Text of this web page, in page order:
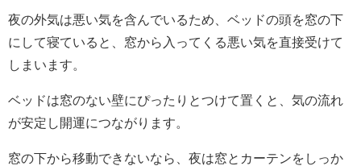
夜の外気は悪い気を含んでいるため、ベッドの頭を窓の下
にして寝ていると、窓から入ってくる悪い気を直接受けて
しまいます。
ベッドは窓のない壁にぴったりとつけて置くと、気の流れ
が安定し開運につながります。
窓の下から移動できないなら、夜は窓とカーテンをしっか